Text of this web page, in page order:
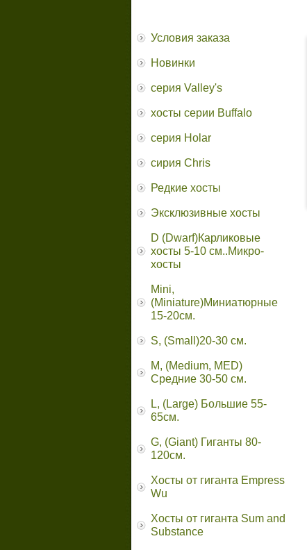
Условия заказа
Новинки
серия Valley's
хосты серии Buffalo
серия Holar
сирия Chris
Редкие хосты
Эксклюзивные хосты
D (Dwarf)Карликовые
хосты 5-10 см..Микро-
хосты
Mini,
(Miniature)Миниатюрные
15-20см.
S, (Small)20-30 см.
M, (Medium, MED)
Средние 30-50 см.
L, (Large) Большие 55-
65cм.
G, (Giant) Гиганты 80-
120см.
Хосты от гиганта Empress
Wu
Хосты от гиганта Sum and
Substance